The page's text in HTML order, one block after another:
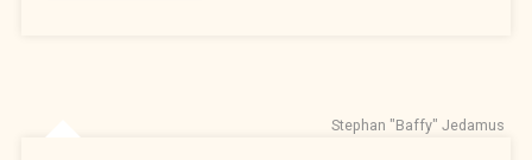
Stephan "Baffy" Jedamus